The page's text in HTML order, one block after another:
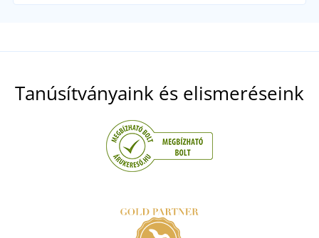
Jersey lepedő elasztánnal
Tanúsítványaink és elismeréseink